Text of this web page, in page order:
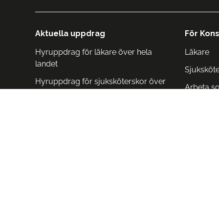
Aktuella uppdrag
Hyruppdrag för läkare över hela
landet
Hyruppdrag för sjuksköterskor över
För
Läkare
Arbeta